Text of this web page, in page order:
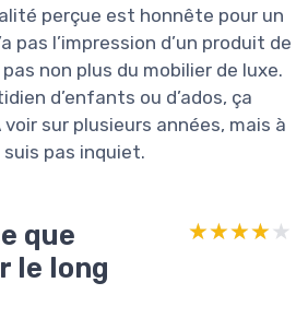
perçue est honnête pour un
pas l’impression d’un produit de
non plus du mobilier de luxe.
d’enfants ou d’ados, ça
sur plusieurs années, mais à
pas inquiet.
que
le long
★★★★★
★★★★★